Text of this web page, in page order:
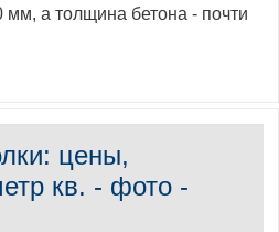
мм, а толщина бетона - почти
цены,
кв. - фото -